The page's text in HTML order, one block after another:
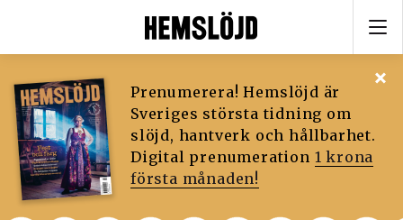
Prenumerera! Hemslöjd är
Sveriges största tidning om
slöjd, hantverk och hållbarhet.
Digital prenumeration 1 krona
första månaden!